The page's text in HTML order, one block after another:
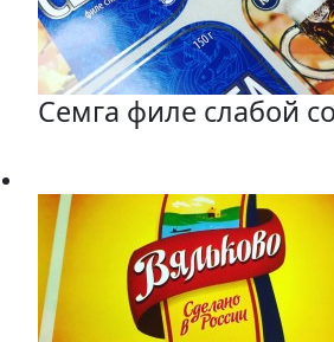
Семга филе слабой